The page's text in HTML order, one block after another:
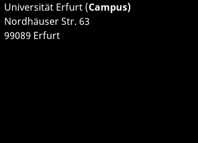
Universität Erfurt (Campus)
Nordhäuser Str. 63
99089 Erfurt